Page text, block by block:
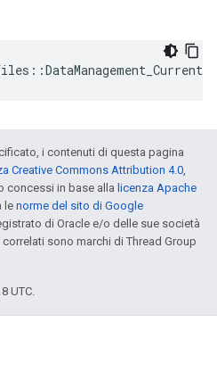
i contenuti di questa pagina
Creative Commons Attribution 4.0,
concessi in base alla licenza Apache
le norme del sito di Google
di Oracle e/o delle sue società
correlati sono marchi di Thread Group
UTC.